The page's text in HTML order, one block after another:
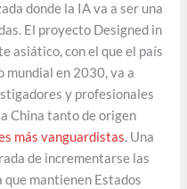
donde la IA va a ser una
El proyecto Designed in
asiático, con el que el país
en 2030, va a
y profesionales
China tanto de origen
más vanguardistas. Una
de incrementarse las
mantienen Estados